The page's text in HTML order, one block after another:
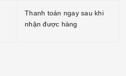
Thanh toán ngay sau khi
nhận được hàng